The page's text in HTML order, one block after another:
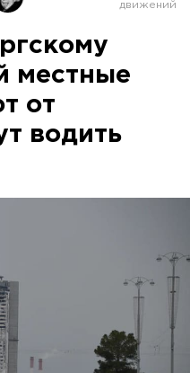
Оренбург
местные
от
водить